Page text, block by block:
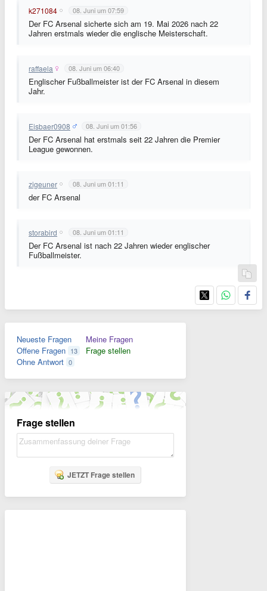
k271084 08. Juni um 07:59
Der FC Arsenal sicherte sich am 19. Mai 2026 nach 22
Jahren erstmals wieder die englische Meisterschaft.
raffaela 08. Juni um 06:40
Englischer Fußballmeister ist der FC Arsenal in diesem
Jahr.
Eisbaer0908 08. Juni um 01:56
Der FC Arsenal hat erstmals seit 22 Jahren die Premier
League gewonnen.
zigeuner 08. Juni um 01:11
der FC Arsenal
storabird 08. Juni um 01:11
Der FC Arsenal ist nach 22 Jahren wieder englischer
Fußballmeister.
Neueste Fragen
Offene Fragen 13
Ohne Antwort 0
Meine Fragen
Frage stellen
Frage stellen
JETZT Frage stellen